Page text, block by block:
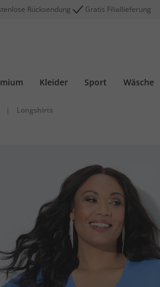
Rücksendung Gratis Filiallieferung
Kleider Sport Wäsche
| Longshirts